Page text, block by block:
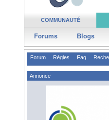
COMMUNAUTÉ
Forums Blogs
Forum Règles Faq
Annonce